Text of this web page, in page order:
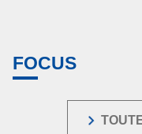
FOCUS